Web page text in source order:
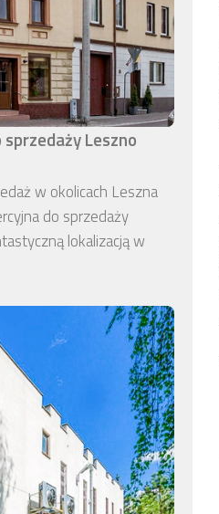
Leszno
w okolicach Leszna
do sprzedaży
lokalizacją w